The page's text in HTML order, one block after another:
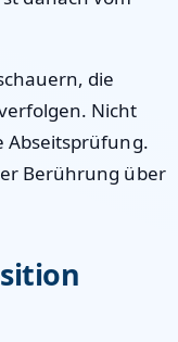
die
Nicht
Abseitsprüfung.
Berührung über